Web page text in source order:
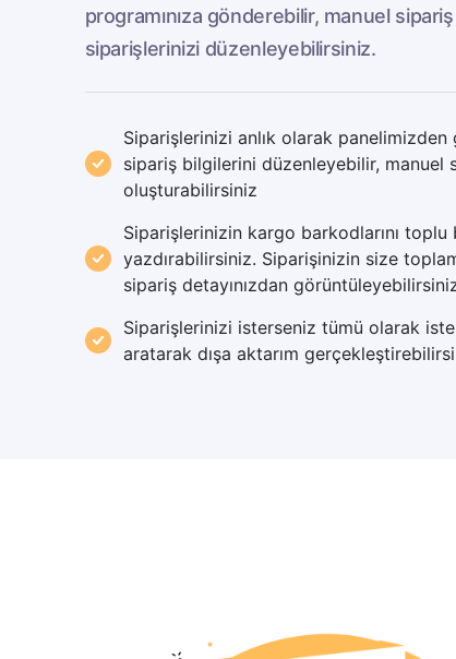
programınıza gönderebilir, manuel
siparişlerinizi düzenleyebilirsiniz.
Siparişlerinizi anlık olarak panelimizden
sipariş bilgilerini düzenleyebilir, manuel
oluşturabilirsiniz
Siparişlerinizin kargo barkodlarını toplu
yazdırabilirsiniz. Siparişinizin size
sipariş detayınızdan
Siparişlerinizi isterseniz tümü olarak
aratarak dışa aktarım